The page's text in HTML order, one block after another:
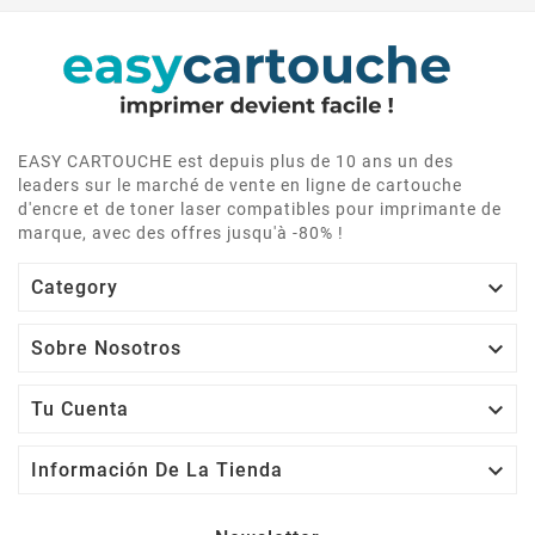
EASY CARTOUCHE est depuis plus de 10 ans un des
leaders sur le marché de vente en ligne de cartouche
d'encre et de toner laser compatibles pour imprimante de
marque, avec des offres jusqu'à -80% !
Category 
Sobre Nosotros 
Tu Cuenta 
Información De La Tienda 